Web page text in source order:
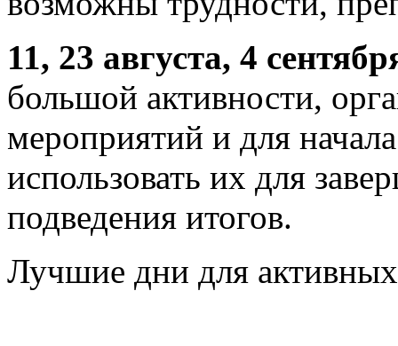
11, 23 августа, 4
большой активности,
мероприятий и для
использовать их для
подведения итогов.
Лучшие дни для